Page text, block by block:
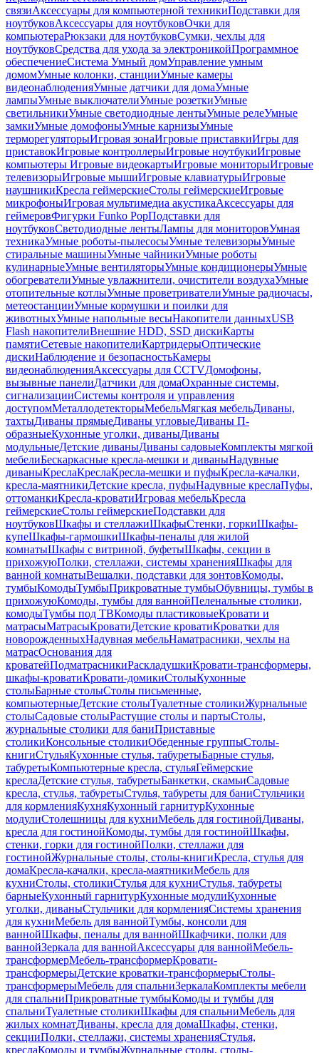
связиАксессуары для компьютерной техникиПодставки для
ноутбуковАксессуары для ноутбуковОчки для
компьютераРюкзаки для ноутбуковСумки, чехлы для
ноутбуковСредства для ухода за электроникойПрограммное
обеспечениеСистема Умный домУправление умным
домомУмные колонки, станцииУмные камеры
видеонаблюденияУмные датчики для домаУмные
лампыУмные выключателиУмные розеткиУмные
светильникиУмные светодиодные лентыУмные релеУмные
замкиУмные домофоныУмные карнизыУмные
терморегуляторыИгровая зонаИгровые приставкиИгры для
приставокИгровые контроллерыИгровые ноутбукиИгровые
компьютеры Игровые видеокартыИгровые мониторыИгровые
телевизорыИгровые мышиИгровые клавиатурыИгровые
наушникиКресла геймерскиеСтолы геймерскиеИгровые
микрофоныИгровая мультимедиа акустикаАксессуары для
геймеровФигурки Funko PopПодставки для
ноутбуковСветодиодные лентыЛампы для мониторовУмная
техникаУмные роботы-пылесосыУмные телевизорыУмные
стиральные машиныУмные чайникиУмные роботы
кулинарныеУмные вентиляторыУмные кондиционерыУмные
обогревателиУмные увлажнители, очистители воздухаУмные
отопительные котлыУмные проветривателиУмные радиочасы,
метеостанцииУмные кормушки и поилки для
животныхУмные напольные весыНакопители данныхUSB
Flash накопителиВнешние HDD, SSD дискиКарты
памятиСетевые накопителиКартридерыОптические
дискиНаблюдение и безопасностьКамеры
видеонаблюденияАксессуары для CCTVДомофоны,
вызывные панелиДатчики для домаОхранные системы,
сигнализацииСистемы контроля и управления
доступомМеталлодетекторыМебельМягкая мебельДиваны,
тахтыДиваны прямыеДиваны угловыеДиваны П-
образныеКухонные уголки, диваныДиваны
модульныеДетские диваныДиваны садовыеКомплекты мягкой
мебелиБескаркасные кресла-мешки и диваныНадувные
диваныКреслаКреслаКресла-мешки и пуфыКресла-качалки,
кресла-маятникиДетские кресла, пуфыНадувные креслаПуфы,
оттоманкиКресла-кроватиИгровая мебельКресла
геймерскиеСтолы геймерскиеПодставки для
ноутбуковШкафы и стеллажиШкафыСтенки, горкиШкафы-
купеШкафы-гармошкиШкафы-пеналы для жилой
комнатыШкафы с витриной, буфетыШкафы, секции в
прихожуюПолки, стеллажи, системы храненияШкафы для
ванной комнатыВешалки, подставки для зонтовКомоды,
тумбыКомодыТумбыПрикроватные тумбыОбувницы, тумбы в
прихожуюКомоды, тумбы для ваннойПеленальные столики,
комодыТумбы под ТВКомоды пластиковыеКровати и
матрасыМатрасыКроватиДетские кроватиКроватки для
новорожденныхНадувная мебельНаматрасники, чехлы на
матрасОснования для
кроватейПодматрасникиРаскладушкиКровати-трансформеры,
шкафы-кроватиКровати-домикиСтолыКухонные
столыБарные столыСтолы письменные,
компьютерныеДетские столыТуалетные столикиЖурнальные
столыСадовые столыРастущие столы и партыСтолы,
журнальные столики для баниПриставные
столикиКонсольные столикиОбеденные группыСтолы-
книгиСтульяКухонные стулья, табуретыБарные стулья,
табуретыКомпьютерные кресла, стульяГеймерские
креслаДетские стулья, табуретыБанкетки, скамьиСадовые
кресла, стулья, табуретыСтулья, табуреты для баниСтульчики
для кормленияКухняКухонный гарнитурКухонные
модулиСтолешницы для кухниМебель для гостинойДиваны,
кресла для гостинойКомоды, тумбы для гостинойШкафы,
стенки, горки для гостинойПолки, стеллажи для
гостинойЖурнальные столы, столы-книгиКресла, стулья для
домаКресла-качалки, кресла-маятникиМебель для
кухниСтолы, столикиСтулья для кухниСтулья, табуреты
барныеКухонный гарнитурКухонные модулиКухонные
уголки, диваныСтульчики для кормленияСистемы хранения
для кухниМебель для ваннойТумбы, консоли для
ваннойШкафы, пеналы для ваннойШкафчики, полки для
ваннойЗеркала для ваннойАксессуары для ваннойМебель-
трансформерМебель-трансформерКровати-
трансформерыДетские кроватки-трансформерыСтолы-
трансформерыМебель для спальниЗеркалаКомплекты мебели
для спальниПрикроватные тумбыКомоды и тумбы для
спальниТуалетные столикиШкафы для спальниМебель для
жилых комнатДиваны, кресла для домаШкафы, стенки,
секцииПолки, стеллажи, системы храненияСтулья,
креслаКомоды и тумбыЖурнальные столы, столы-